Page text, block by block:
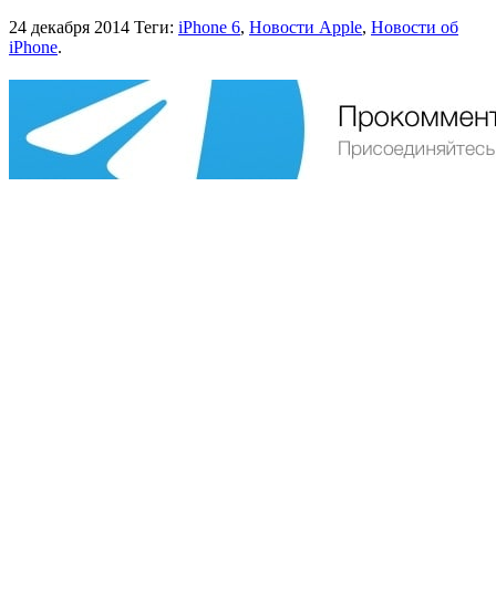
24 декабря 2014 Теги: iPhone 6, Новости Apple, Новости об
iPhone.